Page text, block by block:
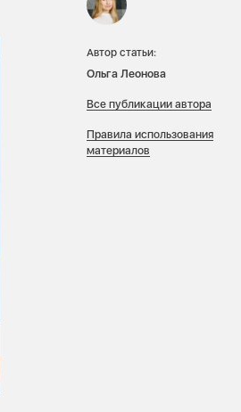
Автор статьи:
Ольга Леонова
Все публикации автора
Правила использования
материалов